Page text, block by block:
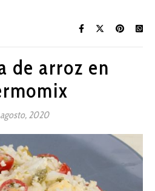
de arroz en
agosto, 2020